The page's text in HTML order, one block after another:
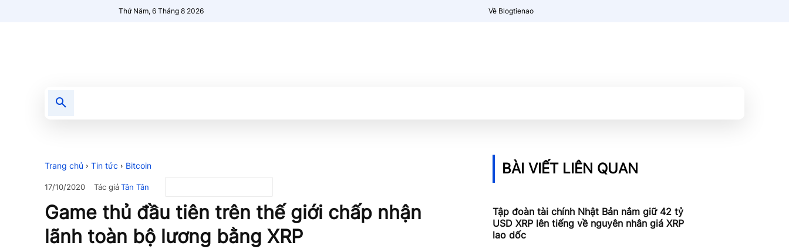
Thứ Năm, 6 Tháng 8 2026 Về Blogtienao
Trang chủ Tin tức Bitcoin
17/10/2020 Tác giảTân Tân
Game thủ đầu tiên trên thế giới chấp nhận
lãnh toàn bộ lương bằng XRP
BÀI VIẾT LIÊN QUAN
Tập đoàn tài chính Nhật Bản nắm giữ 42 tỷ
USD XRP lên tiếng về nguyên nhân giá XRP
lao dốc